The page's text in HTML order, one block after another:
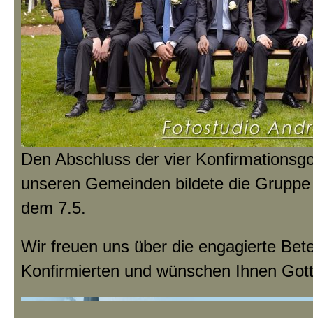
Den Abschluss der vier
unseren Gemeinden bildete die
dem 7.5.
Wir freuen uns über die engagierte
Konfirmierten und wünschen Ihnen